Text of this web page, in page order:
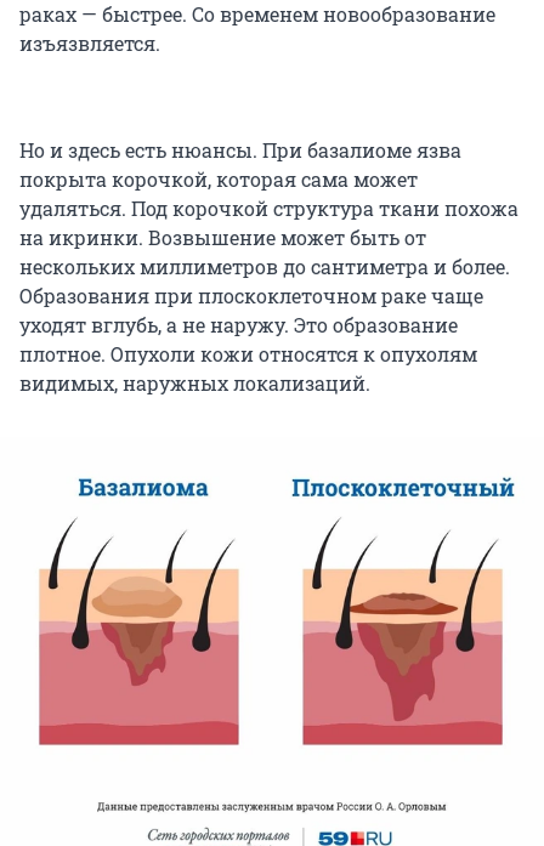
раках — быстрее. Со временем новообразование
изъязвляется.
Но и здесь есть нюансы. При базалиоме язва
покрыта корочкой, которая сама может
удаляться. Под корочкой структура ткани похожа
на икринки. Возвышение может быть от
нескольких миллиметров до сантиметра и более.
Образования при плоскоклеточном раке чаще
уходят вглубь, а не наружу. Это образование
плотное. Опухоли кожи относятся к опухолям
видимых, наружных локализаций.